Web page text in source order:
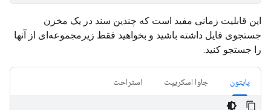
این قابلیت زمانی مفید است که چندین سند در یک مخزن
جستجوی فایل داشته باشید و بخواهید فقط زیرمجموعه‌ای از آنها
را جستجو کنید.
پایتون جاوا اسکریپت استراحت